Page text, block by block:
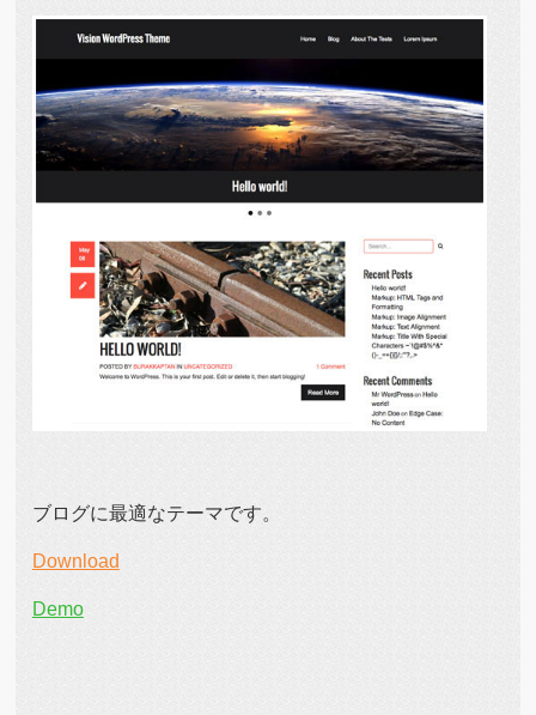
ブログに最適なテーマです。
Download
Demo